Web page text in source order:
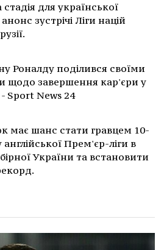
для української
анонс зустрічі Ліги націй
Роналду поділився своїми
щодо завершення кар'єри у
- Sport News 24
має шанс стати гравцем 10-
англійської Прем'єр-ліги в
України та встановити